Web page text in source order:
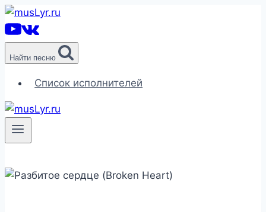
Перейти
к
содержимому
Найти песню
Список исполнителей